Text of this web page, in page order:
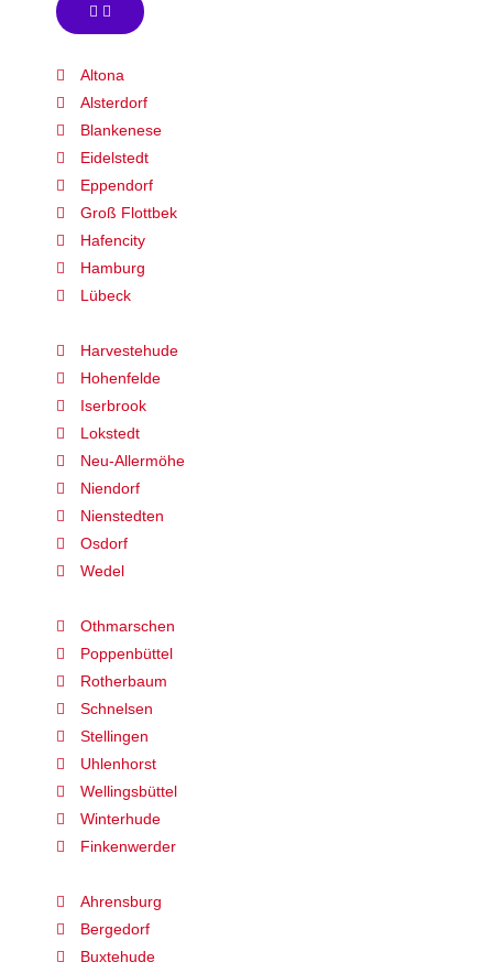
Altona
Alsterdorf
Blankenese
Eidelstedt
Eppendorf
Groß Flottbek
Hafencity
Hamburg
Lübeck
Harvestehude
Hohenfelde
Iserbrook
Lokstedt
Neu-Allermöhe
Niendorf
Nienstedten
Osdorf
Wedel
Othmarschen
Poppenbüttel
Rotherbaum
Schnelsen
Stellingen
Uhlenhorst
Wellingsbüttel
Winterhude
Finkenwerder
Ahrensburg
Bergedorf
Buxtehude